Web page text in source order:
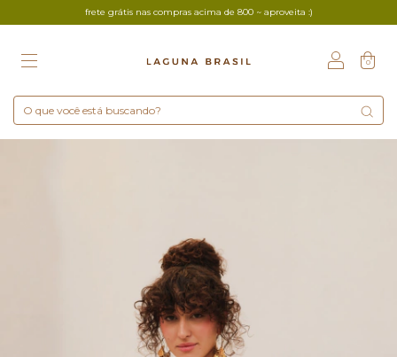
frete grátis nas compras acima de 800 ~ aproveita :)
0